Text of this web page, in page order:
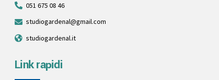
051 675 08 46
studiogardenal@gmail.com
studiogardenal.it
Link rapidi